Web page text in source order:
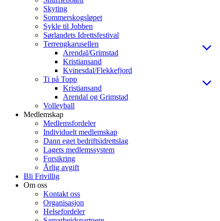
Skyting
Sommerskogsløpet
Sykle til Jobben
Sørlandets Idrettsfestival
Terrengkarusellen
Arendal/Grimstad
Kristiansand
Kvinesdal/Flekkefjord
Ti på Topp
Kristiansand
Arendal og Grimstad
Volleyball
Medlemskap
Medlemsfordeler
Individuelt medlemskap
Dann eget bedriftsidrettslag
Lagets medlemssystem
Forsikring
Årlig avgift
Bli Frivillig
Om oss
Kontakt oss
Organisasjon
Helsefordeler